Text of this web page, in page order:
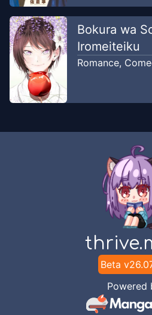
Bokura wa
Iromeiteiku
Romance,
Beta v
Powered